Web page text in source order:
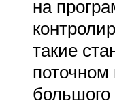
на
такие
поточном
большого